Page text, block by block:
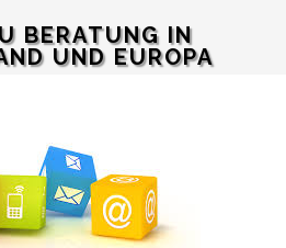
BERATUNG IN
UND EUROPA